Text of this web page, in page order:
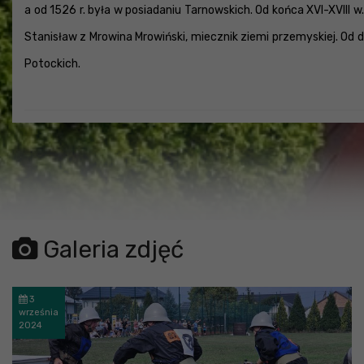
a od 1526 r. była w posiadaniu Tarnowskich. Od końca XVI-
Stanisław z Mrowina Mrowiński, miecznik ziemi przemyskiej.
Potockich.
Galeria zdjęć
3
września
2024